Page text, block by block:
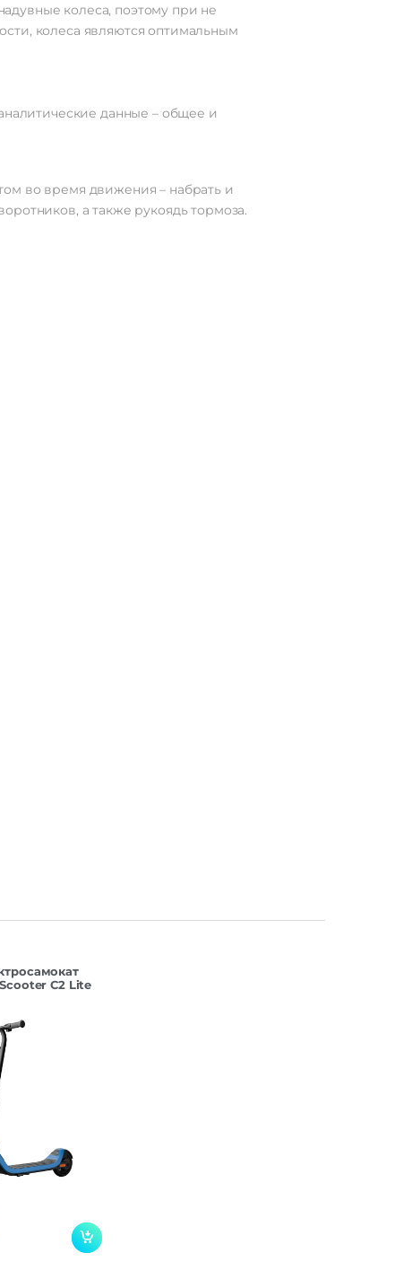
колеса, поэтому при не
колеса являются оптимальным
данные – общее и
во время движения – набрать и
а также рукоядь тормоза.
C2 Lite